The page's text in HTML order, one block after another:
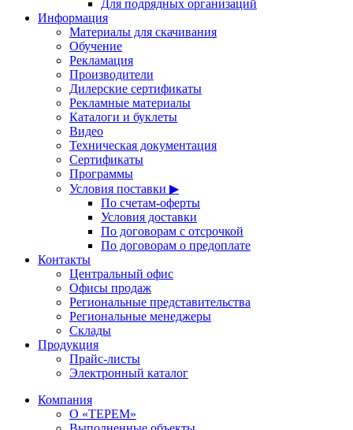
Для подрядных организаций
Информация
Материалы для скачивания
Обучение
Рекламация
Производители
Дилерские сертификаты
Рекламные материалы
Каталоги и буклеты
Видео
Техническая документация
Сертификаты
Программы
Условия поставки ▶
По счетам-оферты
Условия доставки
По договорам с отсрочкой
По договорам о предоплате
Контакты
Центральный офис
Офисы продаж
Региональные представительства
Региональные менеджеры
Склады
Продукция
Прайс-листы
Электронный каталог
Компания
О «ТЕРЕМ»